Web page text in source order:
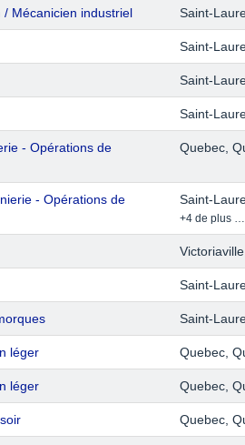
/ Mécanicien industriel Saint-
Saint-
Saint-
Saint-
- Opérations de
Quebec,
- Opérations de
Saint-
+4 de plus …
Saint-
Saint-
léger Quebec,
léger Quebec,
Quebec,